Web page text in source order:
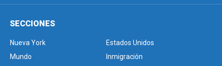
SECCIONES
Nueva York
Estados Unidos
Mundo
Inmigración